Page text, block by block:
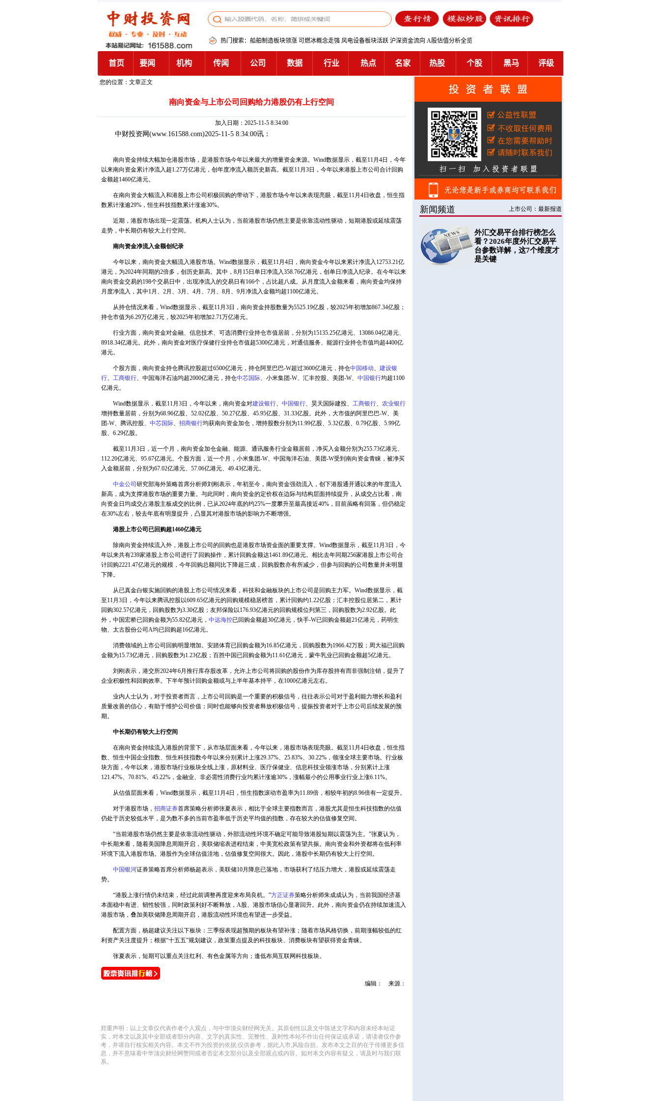
您的位置：文章正文
南向资金与上市公司回购给力港股仍有上行空间
加入日期：2025-11-5 8:34:00
中财投资网 (www.161588.com)2025-11-5 8:34:00讯：
南向资金持续大幅加仓港股市场，是港股市场今年以来最大的增量资金来源。Wind数据显示，截至11月4日，今年
以来南向资金累计净流入超1.27万亿港元，创年度净流入额历史新高。截至11月3日，今年以来港股上市公司合计回购
金额超1460亿港元。
在南向资金大幅流入和港股上市公司积极回购的带动下，港股市场今年以来表现亮眼，截至11月4日收盘，恒生指
数累计涨逾29%，恒生科技指数累计涨逾30%。
近期，港股市场出现一定震荡。机构人士认为，当前港股市场仍然主要是依靠流动性驱动，短期港股或延续震荡
走势，中长期仍有较大上行空间。
南向资金净流入金额创纪录
今年以来，南向资金大幅流入港股市场。Wind数据显示，截至11月4日，南向资金今年以来累计净流入12753.21亿
港元，为2024年同期的2倍多，创历史新高。其中，8月15日单日净流入358.76亿港元，创单日净流入纪录。在今年以来
南向资金交易的198个交易日中，出现净流入的交易日有166个，占比超八成。从月度流入金额来看，南向资金均保持
月度净流入，其中1月、2月、3月、4月、7月、8月、9月净流入金额均超1100亿港元。
从持仓情况来看，Wind数据显示，截至11月3日，南向资金持股数量为5525.19亿股，较2025年初增加867.34亿股；
持仓市值为6.29万亿港元，较2025年初增加2.71万亿港元。
行业方面，南向资金对金融、信息技术、可选消费行业持仓市值居前，分别为15135.25亿港元、13086.04亿港元、
8918.34亿港元。此外，南向资金对医疗保健行业持仓市值超5300亿港元，对通信服务、能源行业持仓市值均超4400亿
港元。
个股方面，南向资金持仓腾讯控股超过6500亿港元，持仓阿里巴巴-W超过3600亿港元，持仓中国移动、 建设银
行、 工商银行、中国海洋石油均超2000亿港元，持仓中芯国际、小米集团-W、汇丰控股、美团-W、 中国银行均超1100
亿港元。
Wind数据显示，截至11月3日，今年以来，南向资金对建设银行、 中国银行、昊天国际建投、 工商银行、 农业银行
增持数量居前，分别为68.96亿股、52.02亿股、50.27亿股、45.95亿股、31.33亿股。此外，大市值的阿里巴巴-W、美
团-W、腾讯控股、 中芯国际、 招商银行均获南向资金加仓，增持股数分别为11.99亿股、5.32亿股、0.79亿股、5.99亿
股、6.29亿股。
截至11月3日，近一个月，南向资金加仓金融、能源、通讯服务行业金额居前，净买入金额分别为255.73亿港元、
112.20亿港元、95.67亿港元。个股方面，近一个月，小米集团-W、中国海洋石油、美团-W受到南向资金青睐，被净买
入金额居前，分别为67.02亿港元、57.06亿港元、49.43亿港元。
中金公司 研究部海外策略首席分析师刘刚表示，年初至今，南向资金强劲流入，创下港股通开通以来的年度流入
新高，成为支撑港股市场的重要力量。与此同时，南向资金的定价权在边际与结构层面持续提升，从成交占比看，南
向资金日均成交占港股主板成交的比例，已从2024年底的约25%一度攀升至最高接近40%，目前虽略有回落，但仍稳定
在30%左右，较去年底有明显提升，凸显其对港股市场的影响力不断增强。
港股上市公司已回购超1460亿港元
除南向资金持续流入外，港股上市公司的回购也是港股市场资金面的重要支撑。Wind数据显示，截至11月3日，今
年以来共有239家港股上市公司进行了回购操作，累计回购金额达1461.89亿港元。相比去年同期256家港股上市公司合
计回购2221.47亿港元的规模，今年回购总额同比下降超三成，回购股数亦有所减少，但参与回购的公司数量并未明显
下降。
从已真金白银实施回购的港股上市公司情况来看，科技和金融板块的上市公司是回购主力军。Wind数据显示，截
至11月3日，今年以来腾讯控股以609.65亿港元的回购规模稳居榜首，累计回购约1.22亿股；汇丰控股位居第二，累计
回购302.57亿港元，回购股数为3.30亿股；友邦保险以176.93亿港元的回购规模位列第三，回购股数为2.92亿股。此
外，中国宏桥已回购金额为55.82亿港元， 中远海控已回购金额超30亿港元，快手-W已回购金额超21亿港元，药明生
物、太古股份公司A均已回购超16亿港元。
消费领域的上市公司回购明显增加。安踏体育已回购金额为16.85亿港元，回购股数为1966.42万股；周大福已回购
金额为15.73亿港元，回购股数为1.23亿股；百胜中国已回购金额为11.61亿港元，蒙牛乳业已回购金额超5亿港元。
刘刚表示，港交所2024年6月推行库存股改革，允许上市公司将回购的股份作为库存股持有而非强制注销，提升了
企业积极性和回购效率。下半年预计回购金额或与上半年基本持平，在1000亿港元左右。
业内人士认为，对于投资者而言，上市公司回购是一个重要的积极信号，往往表示公司对于盈利能力增长和盈利
质量改善的信心，有助于维护公司价值；同时也能够向投资者释放积极信号，提振投资者对于上市公司后续发展的预
期。
中长期仍有较大上行空间
在南向资金持续流入港股的背景下，从市场层面来看，今年以来，港股市场表现亮眼。截至11月4日收盘，恒生指
数、恒生中国企业指数、恒生科技指数今年以来分别累计上涨29.37%、25.83%、30.22%，领涨全球主要市场。行业板
块方面，今年以来，港股市场行业板块全线上涨，原材料业、医疗保健业、信息科技业领涨市场，分别累计上涨
121.47%、70.81%、45.22%，金融业、非必需性消费行业均累计涨逾30%，涨幅最小的公用事业行业上涨6.11%。
从估值层面来看，Wind数据显示，截至11月4日，恒生指数滚动市盈率为11.89倍，相较年初的8.96倍有一定提升。
对于港股市场， 招商证券首席策略分析师张夏表示，相比于全球主要指数而言，港股尤其是恒生科技指数的估值
仍处于历史较低水平，是为数不多的当前市盈率低于历史平均值的指数，存在较大的估值修复空间。
“当前港股市场仍然主要是依靠流动性驱动，外部流动性环境不确定可能导致港股短期以震荡为主。”张夏认为，
中长期来看，随着美国降息周期开启，美联储缩表进程结束，中美宽松政策有望共振。南向资金和外资都将在低利率
环境下流入港股市场。港股作为全球估值洼地，估值修复空间很大。因此，港股中长期仍有较大上行空间。
中国银河证券策略首席分析师杨超表示，美联储10月降息已落地，市场获利了结压力增大，港股或延续震荡走
势。
“港股上涨行情仍未结束，经过此前调整再度迎来布局良机。”方正证券策略分析师朱成成认为，当前我国经济基
本面稳中有进、韧性较强，同时政策利好不断释放，A股、港股市场信心显著回升。此外，南向资金仍在持续加速流入
港股市场，叠加美联储降息周期开启，港股流动性环境也有望进一步受益。
配置方面，杨超建议关注以下板块：三季报表现超预期的板块有望补涨；随着市场风格切换，前期涨幅较低的红
利资产关注度提升；根据“十五五”规划建议，政策重点提及的科技板块、消费板块有望获得资金青睐。
张夏表示，短期可以重点关注红利、有色金属等方向；逢低布局互联网科技板块。
编辑： 来源：